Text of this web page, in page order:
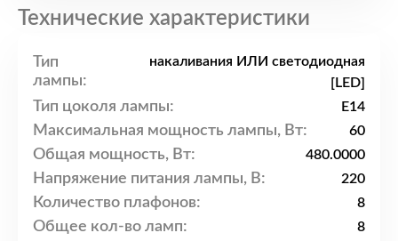
Технические характеристики
Тип
лампы:
накаливания ИЛИ светодиодная
[LED]
Тип цоколя лампы: E14
Максимальная мощность лампы, Вт: 60
Общая мощность, Вт: 480.0000
Напряжение питания лампы, В: 220
Количество плафонов: 8
Общее кол-во ламп: 8